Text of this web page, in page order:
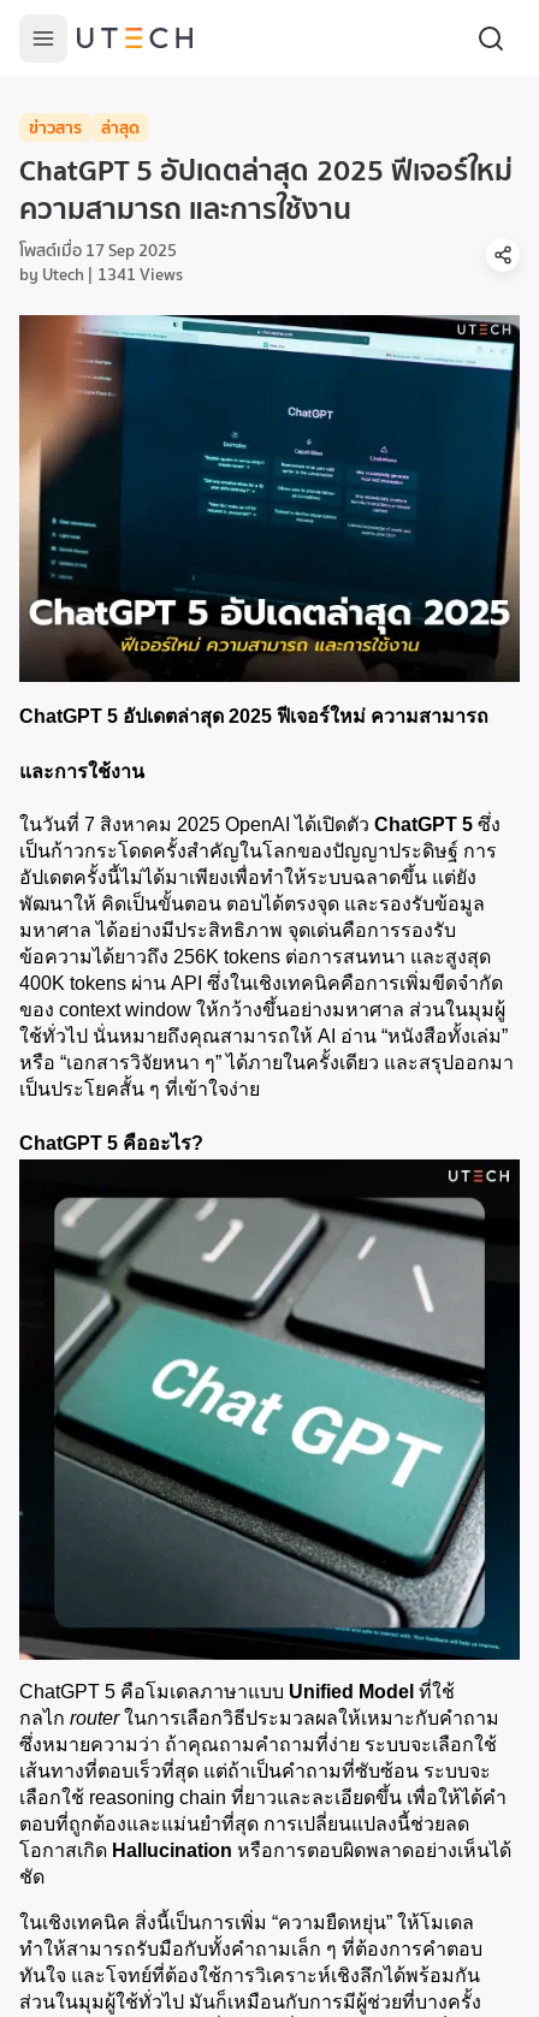
ข่าวสาร ล่าสุด
ChatGPT 5 อัปเดตล่าสุด 2025 ฟีเจอร์ใหม่
ความสามารถ และการใช้งาน
โพสต์เมื่อ17 Sep 2025
by Utech 1341Views
ChatGPT 5 อัปเดตล่าสุด 2025 ฟีเจอร์ใหม่ ความสามารถ
และการใช้งาน
ในวันที่ 7 สิงหาคม 2025 OpenAI ได้เปิดตัว ChatGPT 5 ซึ่ง
เป็นก้าวกระโดดครั้งสำคัญในโลกของปัญญาประดิษฐ์ การ
อัปเดตครั้งนี้ไม่ได้มาเพียงเพื่อทำให้ระบบฉลาดขึ้น แต่ยัง
พัฒนาให้ คิดเป็นขั้นตอน ตอบได้ตรงจุด และรองรับข้อมูล
มหาศาล ได้อย่างมีประสิทธิภาพ จุดเด่นคือการรองรับ
ข้อความได้ยาวถึง 256K tokens ต่อการสนทนา และสูงสุด
400K tokens ผ่าน API ซึ่งในเชิงเทคนิคคือการเพิ่มขีดจำกัด
ของ context window ให้กว้างขึ้นอย่างมหาศาล ส่วนในมุมผู้
ใช้ทั่วไป นั่นหมายถึงคุณสามารถให้ AI อ่าน “หนังสือทั้งเล่ม”
หรือ “เอกสารวิจัยหนา ๆ” ได้ภายในครั้งเดียว และสรุปออกมา
เป็นประโยคสั้น ๆ ที่เข้าใจง่าย
ChatGPT 5 คืออะไร?
ChatGPT 5 คือโมเดลภาษาแบบ Unified Model ที่ใช้
กลไก router ในการเลือกวิธีประมวลผลให้เหมาะกับคำถาม
ซึ่งหมายความว่า ถ้าคุณถามคำถามที่ง่าย ระบบจะเลือกใช้
เส้นทางที่ตอบเร็วที่สุด แต่ถ้าเป็นคำถามที่ซับซ้อน ระบบจะ
เลือกใช้ reasoning chain ที่ยาวและละเอียดขึ้น เพื่อให้ได้คำ
ตอบที่ถูกต้องและแม่นยำที่สุด การเปลี่ยนแปลงนี้ช่วยลด
โอกาสเกิด Hallucination หรือการตอบผิดพลาดอย่างเห็นได้
ชัด
ในเชิงเทคนิค สิ่งนี้เป็นการเพิ่ม “ความยืดหยุ่น” ให้โมเดล
ทำให้สามารถรับมือกับทั้งคำถามเล็ก ๆ ที่ต้องการคำตอบ
ทันใจ และโจทย์ที่ต้องใช้การวิเคราะห์เชิงลึกได้พร้อมกัน
ส่วนในมุมผู้ใช้ทั่วไป มันก็เหมือนกับการมีผู้ช่วยที่บางครั้ง